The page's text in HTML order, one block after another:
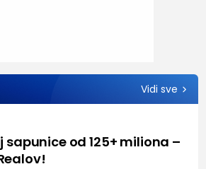
Vidi sve
sapunice od 125+ miliona –